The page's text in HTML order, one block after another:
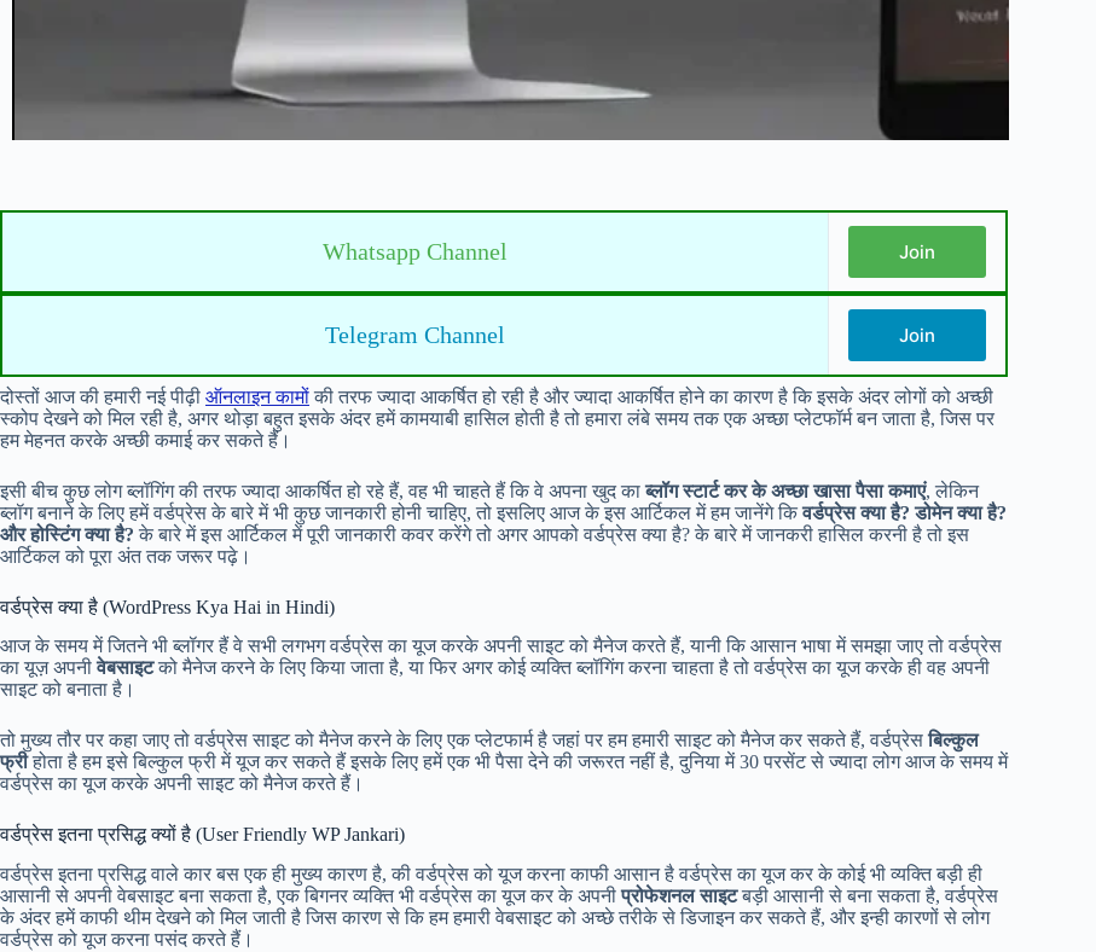
Whatsapp Channel Join
Telegram Channel Join
दोस्तों आज की हमारी नई पीढ़ी ऑनलाइन कामोंकी तरफ ज्यादा आकर्षित हो रही है और ज्यादा आकर्षित होने का कारण है कि इसके अंदर लोगों को अच्छी
स्कोप देखने को मिल रही है, अगर थोड़ा बहुत इसके अंदर हमें कामयाबी हासिल होती है तो हमारा लंबे समय तक एक अच्छा प्लेटफॉर्म बन जाता है, जिस पर
हम मेहनत करके अच्छी कमाई कर सकते हैं।
इसी बीच कुछ लोग ब्लॉगिंग की तरफ ज्यादा आकर्षित हो रहे हैं, वह भी चाहते हैं कि वे अपना खुद काब्लॉग स्टार्ट कर के अच्छा खासा पैसा कमाएं, लेकिन
ब्लॉग बनाने के लिए हमें वर्डप्रेस के बारे में भी कुछ जानकारी होनी चाहिए, तो इसलिए आज के इस आर्टिकल में हम जानेंगे किवर्डप्रेस क्या है? डोमेन क्या है?
और होस्टिंग क्या है? के बारे में इस आर्टिकल में पूरी जानकारी कवर करेंगे तो अगर आपको वर्डप्रेस क्या है? के बारे में जानकरी हासिल करनी है तो इस
आर्टिकल को पूरा अंत तक जरूर पढ़े।
वर्डप्रेस क्या है (WordPress Kya Hai in Hindi)
आज के समय में जितने भी ब्लॉगर हैं वे सभी लगभग वर्डप्रेस का यूज करके अपनी साइट को मैनेज करते हैं, यानी कि आसान भाषा में समझा जाए तो वर्डप्रेस
का यूज़ अपनीवेबसाइटको मैनेज करने के लिए किया जाता है, या फिर अगर कोई व्यक्ति ब्लॉगिंग करना चाहता है तो वर्डप्रेस का यूज करके ही वह अपनी
साइट को बनाता है।
तो मुख्य तौर पर कहा जाए तो वर्डप्रेस साइट को मैनेज करने के लिए एक प्लेटफार्म है जहां पर हम हमारी साइट को मैनेज कर सकते हैं, वर्डप्रेसबिल्कुल
फ्रीहोता है हम इसे बिल्कुल फ्री में यूज कर सकते हैं इसके लिए हमें एक भी पैसा देने की जरूरत नहीं है, दुनिया में 30 परसेंट से ज्यादा लोग आज के समय में
वर्डप्रेस का यूज करके अपनी साइट को मैनेज करते हैं।
वर्डप्रेस इतना प्रसिद्ध क्यों है (User Friendly WP Jankari)
वर्डप्रेस इतना प्रसिद्ध वाले कार बस एक ही मुख्य कारण है, की वर्डप्रेस को यूज करना काफी आसान है वर्डप्रेस का यूज कर के कोई भी व्यक्ति बड़ी ही
आसानी से अपनी वेबसाइट बना सकता है, एक बिगनर व्यक्ति भी वर्डप्रेस का यूज कर के अपनीप्रोफेशनल साइटबड़ी आसानी से बना सकता है, वर्डप्रेस
के अंदर हमें काफी थीम देखने को मिल जाती है जिस कारण से कि हम हमारी वेबसाइट को अच्छे तरीके से डिजाइन कर सकते हैं, और इन्ही कारणों से लोग
वर्डप्रेस को यूज करना पसंद करते हैं।